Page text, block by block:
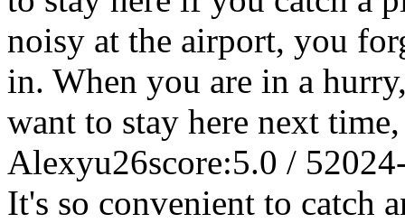
noisy at the airport, you
in. When you are in a
want to stay here next
Alexyu26score:5.0 / 5
It's so convenient to catch